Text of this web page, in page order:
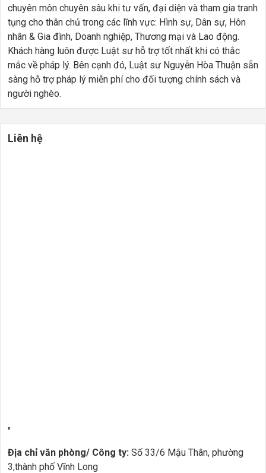
chuyên môn chuyên sâu khi tư vấn, đại diện và tham gia tranh
tụng cho thân chủ trong các lĩnh vực: Hình sự, Dân sự, Hôn
nhân & Gia đình, Doanh nghiệp, Thương mại và Lao động.
Khách hàng luôn được Luật sư hỗ trợ tốt nhất khi có thắc
mắc về pháp lý. Bên cạnh đó, Luật sư Nguyễn Hòa Thuận sẵn
sàng hỗ trợ pháp lý miễn phí cho đối tượng chính sách và
người nghèo.
Liên hệ
"
Địa chỉ văn phòng/ Công ty: Số 33/6 Mậu Thân, phường
3,thành phố Vĩnh Long